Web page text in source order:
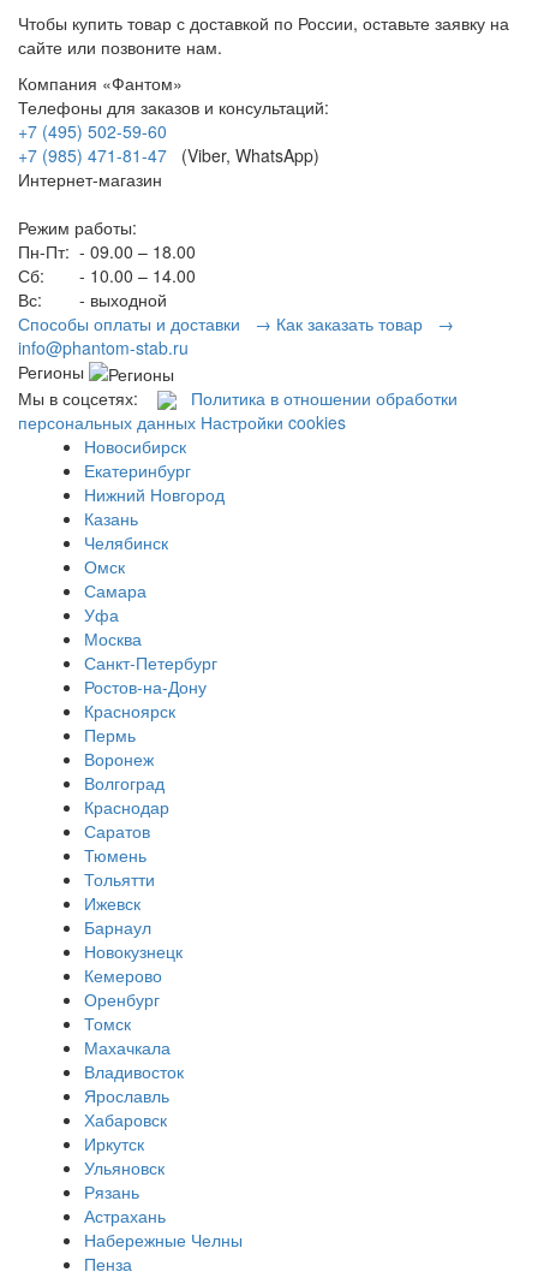
Чтобы купить товар с доставкой по России, оставьте заявку на
сайте или позвоните нам.
Компания «Фантом»
Телефоны для заказов и консультаций:
+7 (495) 502-59-60
+7 (985) 471-81-47 (Viber, WhatsApp)
Интернет-магазин
Режим работы:
Пн-Пт: - 09.00 – 18.00
Сб:
- 10.00 – 14.00
Вс:
- выходной
Способы оплаты и доставки → Как заказать товар →
info@phantom-stab.ru
Регионы
Мы в соцсетях:
Политика в отношении обработки
персональных данных Настройки cookies
Новосибирск
Екатеринбург
Нижний Новгород
Казань
Челябинск
Омск
Самара
Уфа
Москва
Санкт-Петербург
Ростов-на-Дону
Красноярск
Пермь
Воронеж
Волгоград
Краснодар
Саратов
Тюмень
Тольятти
Ижевск
Барнаул
Новокузнецк
Кемерово
Оренбург
Томск
Махачкала
Владивосток
Ярославль
Хабаровск
Иркутск
Ульяновск
Рязань
Астрахань
Набережные Челны
Пенза